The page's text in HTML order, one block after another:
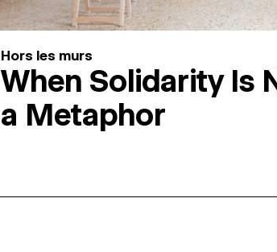
Hors les murs
When Solidarity Is
a Metaphor